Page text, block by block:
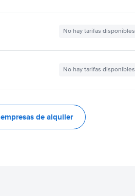
No hay tarifas disponibles
No hay tarifas disponibles
de alquiler